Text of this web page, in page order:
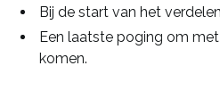
Bij de start van het
Een laatste poging om
komen.